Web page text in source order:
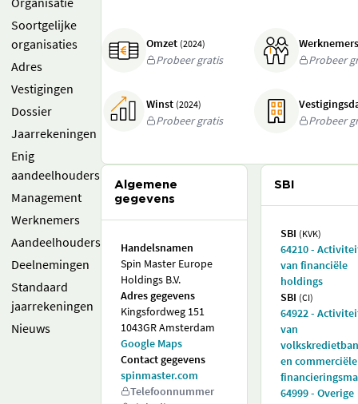
Soortgelijke
organisaties
Adres
Vestigingen
Dossier
Jaarrekeningen
Enig
aandeelhouders
Management
Werknemers
Aandeelhouders
Deelnemingen
Standaard
jaarrekeningen
Nieuws
Omzet (2024)
Probeer gratis
Probeer
Winst (2024)
Probeer gratis
Probeer
Algemene
gegevens
Handelsnamen
Spin Master Europe
Holdings B.V.
Adres gegevens
Kingsfordweg 151
1043GR Amsterdam
Google Maps
Contact gegevens
spinmaster.com
Telefoonnummer
SBI
SBI (KVK)
64210 -
van financiële
holdings
SBI (CI)
64922 -
van
en commerciële
64999 - Overige